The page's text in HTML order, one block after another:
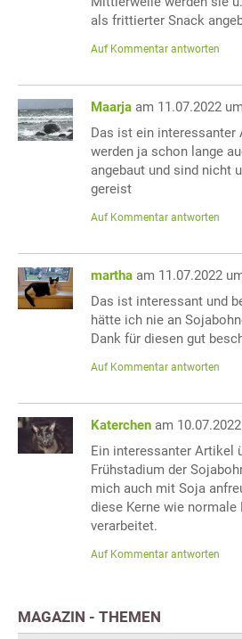
als frittierter Snack
Auf Kommentar antworten
Maarja am 11.07.2022
Das ist ein interessanter
werden ja schon lange
angebaut und sind nicht
gereist
Auf Kommentar antworten
martha am 11.07.2022
Das ist interessant und
hätte ich nie an
Dank für diesen gut
Auf Kommentar antworten
Katerchen am
Ein interessanter Artikel
Frühstadium der
mich auch mit Soja
diese Kerne wie normale
verarbeitet.
Auf Kommentar antworten
MAGAZIN - THEMEN